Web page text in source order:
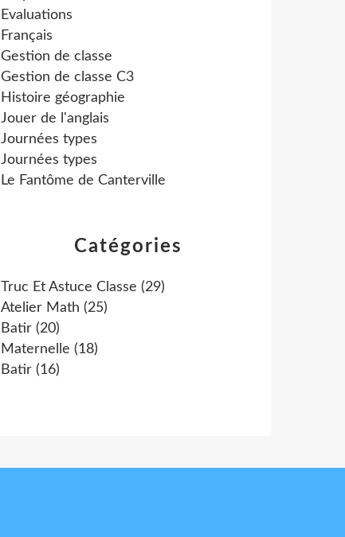
Catégories
Truc Et Astuce Classe (29)
Atelier Math (25)
Batir (20)
Maternelle (18)
Batir (16)
Evaluations
Français
Gestion de classe
Gestion de classe C3
Histoire géographie
Jouer de l'anglais
Journées types
Journées types
Le Fantôme de Canterville